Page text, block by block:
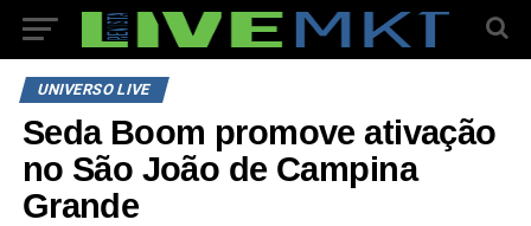
UNIVERSO LIVE
Seda Boom promove ativação
no São João de Campina
Grande